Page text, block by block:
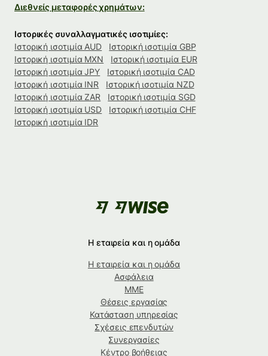
Διεθνείς μεταφορές χρημάτων:
Ιστορικές συναλλαγματικές ισοτιμίες:
Ιστορική ισοτιμία AUD
Ιστορική ισοτιμία GBP
Ιστορική ισοτιμία MXN
Ιστορική ισοτιμία EUR
Ιστορική ισοτιμία JPY
Ιστορική ισοτιμία CAD
Ιστορική ισοτιμία INR
Ιστορική ισοτιμία NZD
Ιστορική ισοτιμία ZAR
Ιστορική ισοτιμία SGD
Ιστορική ισοτιμία USD
Ιστορική ισοτιμία CHF
Ιστορική ισοτιμία IDR
Η εταιρεία και η ομάδα
Η εταιρεία και η ομάδα
Ασφάλεια
ΜΜΕ
Θέσεις εργασίας
Κατάσταση υπηρεσίας
Σχέσεις επενδυτών
Συνεργασίες
Κέντρο βοήθειας